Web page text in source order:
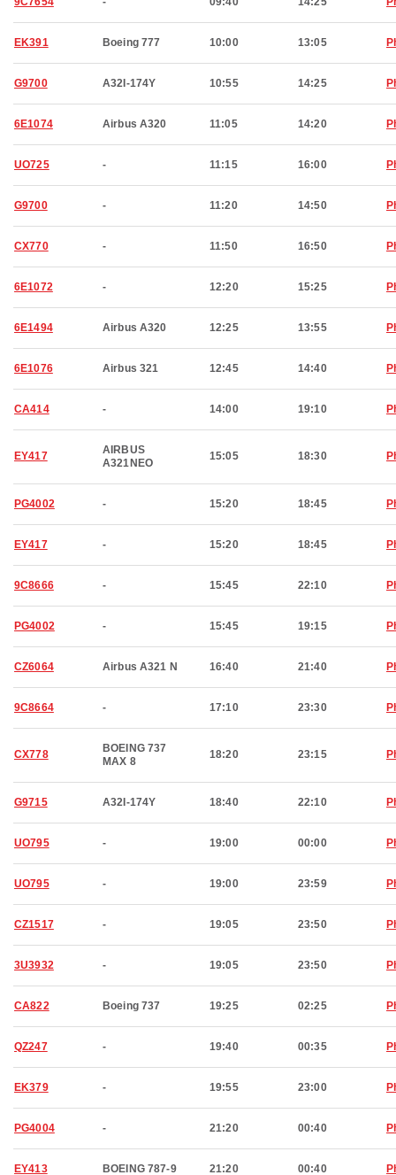
EK391 Boeing 777 10:00 13:05
G9700 A32I-174Y 10:55 14:25
6E1074 Airbus A320 11:05 14:20
UO725 - 11:15 16:00
G9700 - 11:20 14:50
CX770 - 11:50 16:50
6E1072 - 12:20 15:25
6E1494 Airbus A320 12:25 13:55
6E1076 Airbus 321 12:45 14:40
CA414 - 14:00 19:10
EY417
AIRBUS
A321NEO
15:05 18:30
PG4002 - 15:20 18:45
EY417 - 15:20 18:45
9C8666 - 15:45 22:10
PG4002 - 15:45 19:15
CZ6064 Airbus A321 N 16:40 21:40
9C8664 - 17:10 23:30
CX778
BOEING 737
MAX 8
18:20 23:15
G9715 A32I-174Y 18:40 22:10
UO795 - 19:00 00:00
UO795 - 19:00 23:59
CZ1517 - 19:05 23:50
3U3932 - 19:05 23:50
CA822 Boeing 737 19:25 02:25
QZ247 - 19:40 00:35
EK379 - 19:55 23:00
PG4004 - 21:20 00:40
EY413 BOEING 787-9 21:20 00:40